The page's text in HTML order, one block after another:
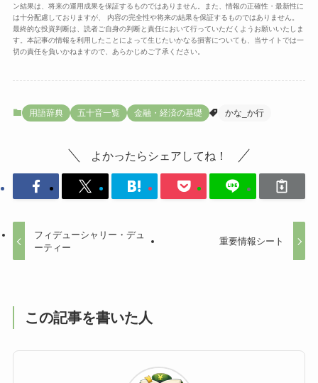
ン結果は、将来の運用成果を保証するものではありません。また、情報の正確性・最新性に
は十分配慮しておりますが、 内容の完全性や将来の結果を保証するものではありません。
最終的な投資判断は、読者ご自身の判断と責任において行っていただくようお願いいたしま
す。本記事の情報を利用したことによって生じたいかなる損害についても、当サイトでは一
切の責任を負いかねますので、あらかじめご了承ください。
用語辞典 五十音一覧 金融・経済の基礎 かな_か行
よかったらシェアしてね！
フィデューシャリー・デュ
ーティー
重要情報シート
この記事を書いた人